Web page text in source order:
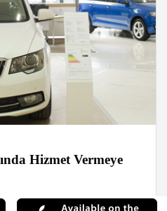
Hizmet Vermeye